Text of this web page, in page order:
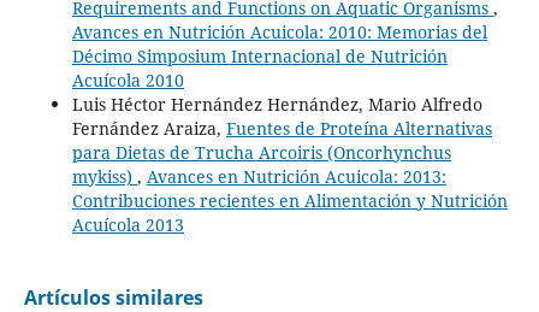
Requirements and Functions on Aquatic Organisms ,
Avances en Nutrición Acuicola: 2010: Memorias del
Décimo Simposium Internacional de Nutrición
Acuícola 2010
Luis Héctor Hernández Hernández, Mario Alfredo
Fernández Araiza, Fuentes de Proteína Alternativas
para Dietas de Trucha Arcoiris (Oncorhynchus
mykiss) , Avances en Nutrición Acuicola: 2013:
Contribuciones recientes en Alimentación y Nutrición
Acuícola 2013
Artículos similares